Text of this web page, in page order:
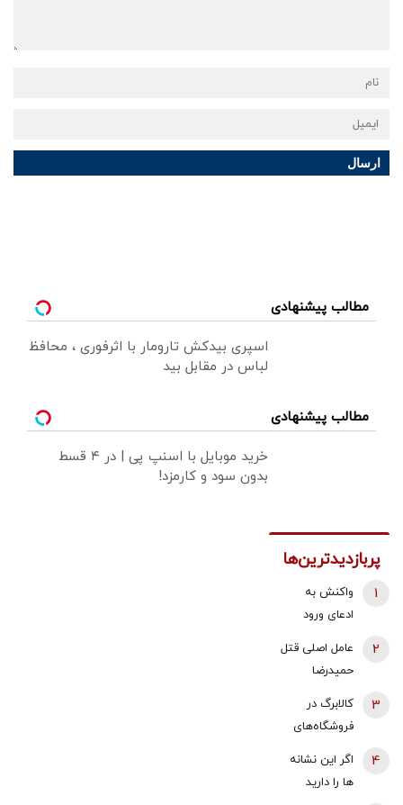
ارسال
مطالب پیشنهادی
اسپری بیدکش تارومار با اثرفوری ، محافظ
لباس در مقابل بید
مطالب پیشنهادی
خرید موبایل با اسنپ پی | در ۴ قسط
بدون سود و کارمزد!
پربازدیدترین‌ها
واکنش به
ادعای ورود
حمله به بیت
رهبری/ رییس
سازمان
1
عامل اصلی قتل
حمیدرضا
رجب‌زاده
دستگیر شد
2
کالابرگ در
فروشگاه‌های
بزرگ هم قطع
3
اگر این نشانه
ها را دارید
4